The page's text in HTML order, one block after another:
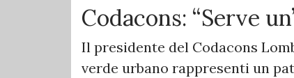
Codacons: “Serve
Il presidente del Codacons
verde urbano rappresenti un